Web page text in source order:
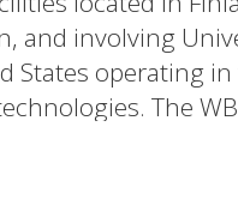
and involving
States operating
The
issues related
much higher